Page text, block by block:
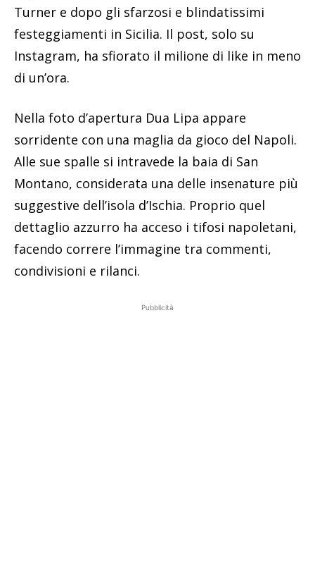
Turner e dopo gli sfarzosi e blindatissimi
festeggiamenti in Sicilia. Il post, solo su
Instagram, ha sfiorato il milione di like in meno
di un’ora.
Nella foto d’apertura Dua Lipa appare
sorridente con una maglia da gioco del Napoli.
Alle sue spalle si intravede la baia di San
Montano, considerata una delle insenature più
suggestive dell’isola d’Ischia. Proprio quel
dettaglio azzurro ha acceso i tifosi napoletani,
facendo correre l’immagine tra commenti,
condivisioni e rilanci.
Pubblicità